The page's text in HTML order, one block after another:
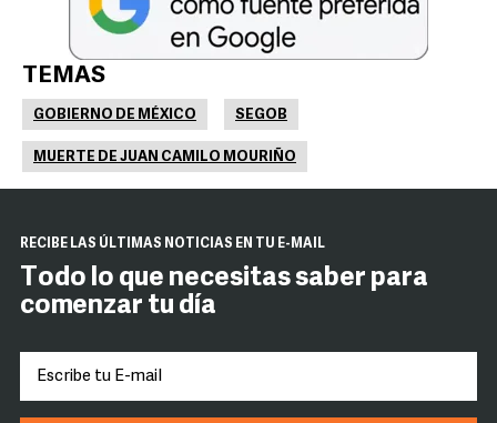
TEMAS
GOBIERNO DE MÉXICO SEGOB
MUERTE DE JUAN CAMILO MOURIÑO
RECIBE LAS ÚLTIMAS NOTICIAS EN TU E-MAIL
Todo lo que necesitas saber para
comenzar tu día